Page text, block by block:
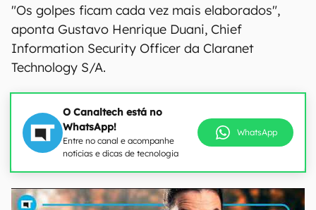
"Os golpes ficam cada vez mais elaborados",
aponta Gustavo Henrique Duani, Chief
Information Security Officer da Claranet
Technology S/A.
O Canaltech está no
WhatsApp!
Entre no canal e acompanhe
notícias e dicas de tecnologia
WhatsApp